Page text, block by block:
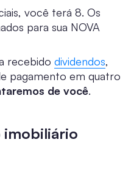
você terá 8. Os
para sua NOVA
recebido dividendos,
pagamento em quatro
de você.
imobiliário